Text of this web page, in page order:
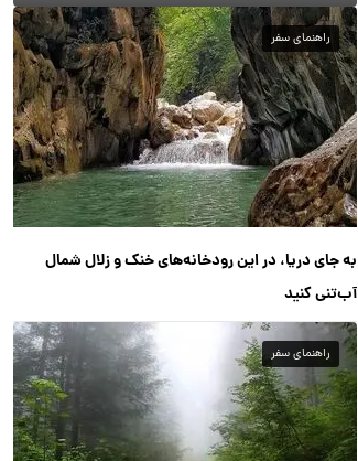
راهنمای سفر
به جای دریا، در این رودخانه‌های خنک و زلال شمال
آب‌تنی کنید
راهنمای سفر